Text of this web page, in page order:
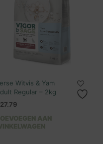
Witvis & Yam
Regular – 2kg
27.79
AAN